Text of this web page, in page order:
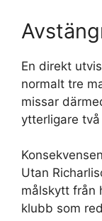
En direkt
normalt tre
missar
ytterligare
Konsekvensen
Utan
målskytt från
klubb som